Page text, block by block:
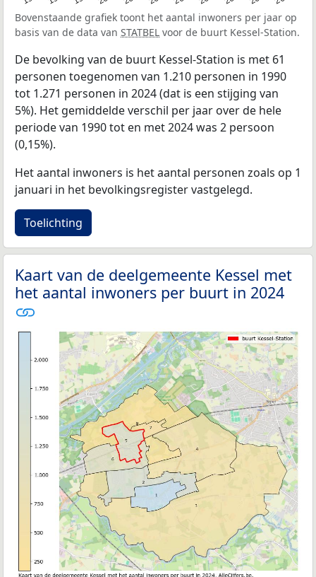
Bovenstaande grafiek toont het aantal inwoners per jaar op
basis van de data van STATBEL voor de buurt Kessel-Station.
De bevolking van de buurt Kessel-Station is met 61
personen toegenomen van 1.210 personen in 1990
tot 1.271 personen in 2024 (dat is een stijging van
5%). Het gemiddelde verschil per jaar over de hele
periode van 1990 tot en met 2024 was 2 persoon
(0,15%).
Het aantal inwoners is het aantal personen zoals op 1
januari in het bevolkingsregister vastgelegd.
Toelichting
Kaart van de deelgemeente Kessel met
het aantal inwoners per buurt in 2024